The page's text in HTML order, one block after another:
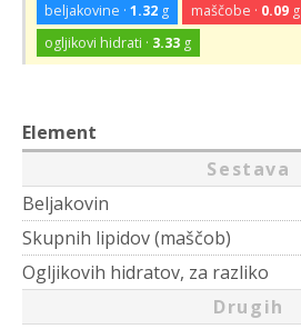
beljakovine ·1.32 g maščobe · 0.09g
ogljikovi hidrati · 3.33 g
Element
Sestava
Beljakovin
Skupnih lipidov (maščob)
Ogljikovih hidratov, za razliko
Drugih